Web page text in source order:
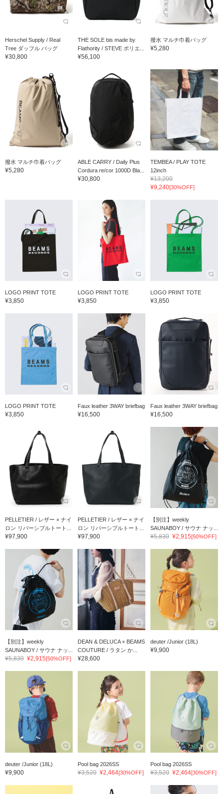
Herschel Supply / Real
Tree ダッフル バッグ
¥30,800
THE SOLE bis made by
Flathority / STEVE ポリエ...
¥56,100
撥水 マルチ巾着バッグ
¥5,280
撥水 マルチ巾着バッグ
¥5,280
ABLE CARRY / Daily Plus
Cordura re/cor 1000D Bla...
¥30,800
TEMBEA / PLAY TOTE
12inch
¥13,200
¥9,240[30%OFF]
LOGO PRINT TOTE
¥3,850
LOGO PRINT TOTE
¥3,850
LOGO PRINT TOTE
¥3,850
LOGO PRINT TOTE
¥3,850
Faux leather 3WAY briefbag
¥16,500
Faux leather 3WAY briefbag
¥16,500
PELLETIER / レザー × ナイ
ロン リバーシブルトート...
¥97,900
PELLETIER / レザー × ナイ
ロン リバーシブルトート...
¥97,900
【別注】weekly
SAUNABOY / サウナ ナッ...
¥5,830 ¥2,915[50%OFF]
【別注】weekly
SAUNABOY / サウナ ナッ...
¥5,830 ¥2,915[50%OFF]
DEAN & DELUCA × BEAMS
COUTURE / ラタン か...
¥28,600
deuter /Junior (18L)
¥9,900
deuter /Junior (18L)
¥9,900
Pool bag 2026SS
¥3,520 ¥2,464[30%OFF]
Pool bag 2026SS
¥3,520 ¥2,464[30%OFF]